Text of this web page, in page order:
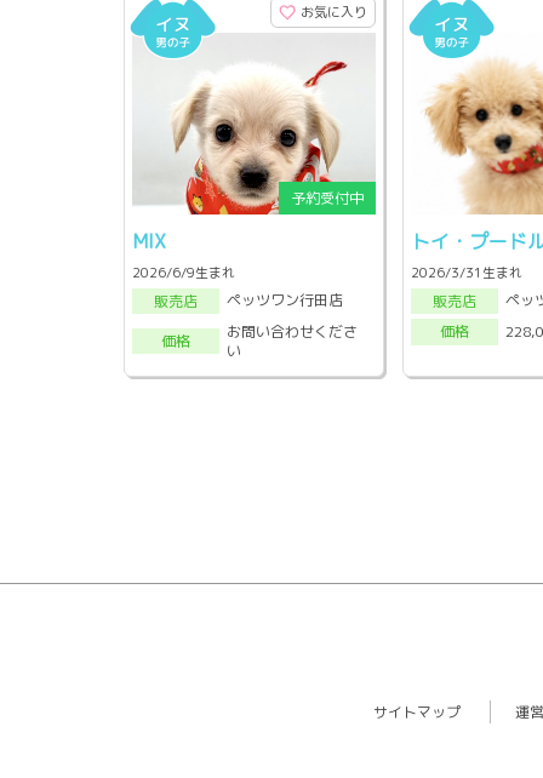
お気に入り
MIX
2026/6/9生まれ
販売店
ペッツワン行田店
価格
お問い合わせくださ
い
トイ・プード
2026/3/31生まれ
販売店
ペッ
価格
サイトマップ 運